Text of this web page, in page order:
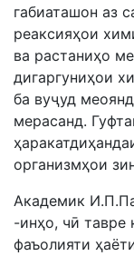
габиаташон аз
реаксияҳои
ва растаниҳо
дигаргуниҳои
ба вуҷуд
мерасанд.
организмҳои
Академик
-инҳо, чӣ тавре
фаъолияти